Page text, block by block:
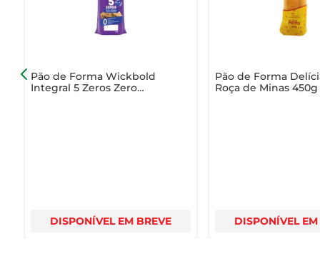
Pão de Forma Wickbold
Integral 5 Zeros Zero
DISPONÍVEL EM BREVE
Pão de Forma
Roça de Minas 450g
DISPONÍVEL EM